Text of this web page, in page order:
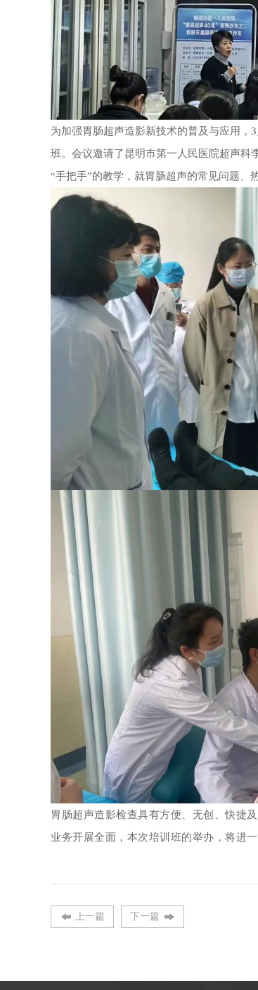
为加强胃肠超声造影新技术的普及与应用，
班。会议邀请了昆明市第一人民医院超声
“手把手”的教学，就胃肠超声的常见问题、
胃肠超声造影检查具有方便、无创、快捷
业务开展全面，本次培训班的举办，将进
上一篇 下一篇